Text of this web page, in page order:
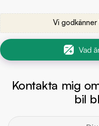
Vi godkänner
Vad
Kontakta mig
bil